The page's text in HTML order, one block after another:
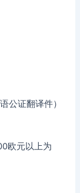
公证翻译件）
欧元以上为